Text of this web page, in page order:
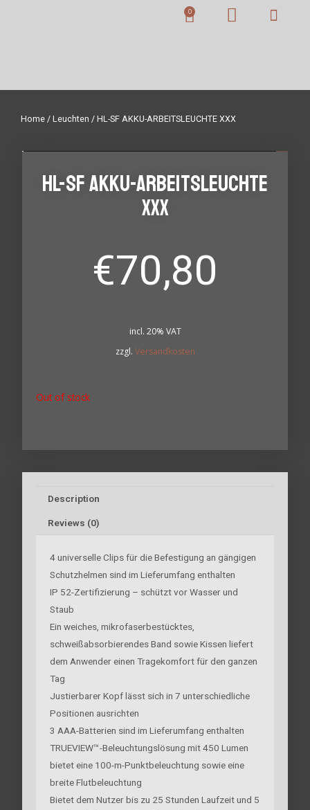
Home / Leuchten / HL-SF AKKU-ARBEITSLEUCHTE XXX
HL-SF AKKU-ARBEITSLEUCHTE
XXX
€70,80
incl. 20% VAT
zzgl. Versandkosten
Out of stock
Description
Reviews (0)
4 universelle Clips für die Befestigung an gängigen
Schutzhelmen sind im Lieferumfang enthalten
IP 52-Zertifizierung – schützt vor Wasser und
Staub
Ein weiches, mikrofaserbestücktes,
schweißabsorbierendes Band sowie Kissen liefert
dem Anwender einen Tragekomfort für den ganzen
Tag
Justierbarer Kopf lässt sich in 7 unterschiedliche
Positionen ausrichten
3 AAA-Batterien sind im Lieferumfang enthalten
TRUEVIEW™-Beleuchtungslösung mit 450 Lumen
bietet eine 100-m-Punktbeleuchtung sowie eine
breite Flutbeleuchtung
Bietet dem Nutzer bis zu 25 Stunden Laufzeit und 5